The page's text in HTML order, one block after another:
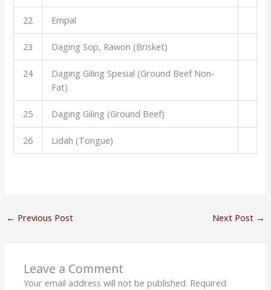
22 Empal
23 Daging Sop, Rawon (Brisket)
24
Daging Giling Spesial (Ground Beef Non-
Fat)
25 Daging Giling (Ground Beef)
26 Lidah (Tongue)
← Previous Post Next Post →
Leave a Comment
Your email address will not be published. Required